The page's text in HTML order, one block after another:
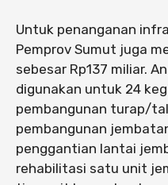
Untuk penanganan
Pemprov Sumut juga
sebesar Rp137 miliar.
digunakan untuk 24
pembangunan turap/
pembangunan
penggantian lantai
rehabilitasi satu unit